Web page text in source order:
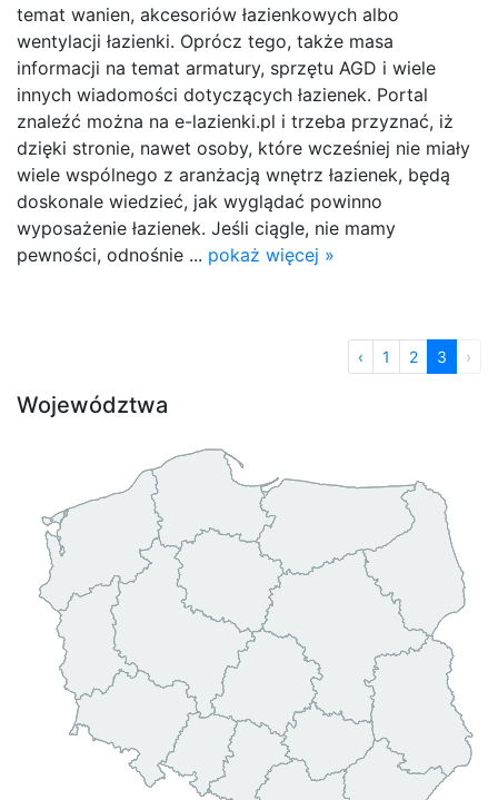
temat wanien, akcesoriów łazienkowych albo
wentylacji łazienki. Oprócz tego, także masa
informacji na temat armatury, sprzętu AGD i wiele
innych wiadomości dotyczących łazienek. Portal
znaleźć można na e-lazienki.pl i trzeba przyznać, iż
dzięki stronie, nawet osoby, które wcześniej nie miały
wiele wspólnego z aranżacją wnętrz łazienek, będą
doskonale wiedzieć, jak wyglądać powinno
wyposażenie łazienek. Jeśli ciągle, nie mamy
pewności, odnośnie ... pokaż więcej »
‹ 1 2 3 ›
Województwa